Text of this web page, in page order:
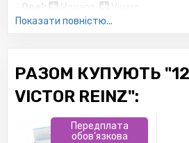
Opel: Movano
Vivaro
-Peugeot: 206,
Laguna, Logan , Master, Megane,
Trafic
Cordoba, Ibiza,
Skoda: Fabia, Felicia
Показати повністю...
РАЗОМ КУПУЮТЬ
VICTOR REINZ":
Передплата
обов'язкова